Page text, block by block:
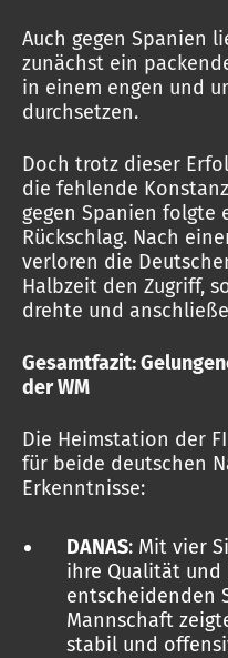
Auch gegen Spanien
zunächst ein
in einem engen und
durchsetzen.
Doch trotz dieser
die fehlende
gegen Spanien folgte
Rückschlag. Nach
verloren die
Halbzeit den Zugriff,
drehte und
Gesamtfazit:
der WM
Die Heimstation der
für beide deutschen
Erkenntnisse:
DANAS: Mit vier
ihre Qualität und
entscheidenden
Mannschaft
stabil und